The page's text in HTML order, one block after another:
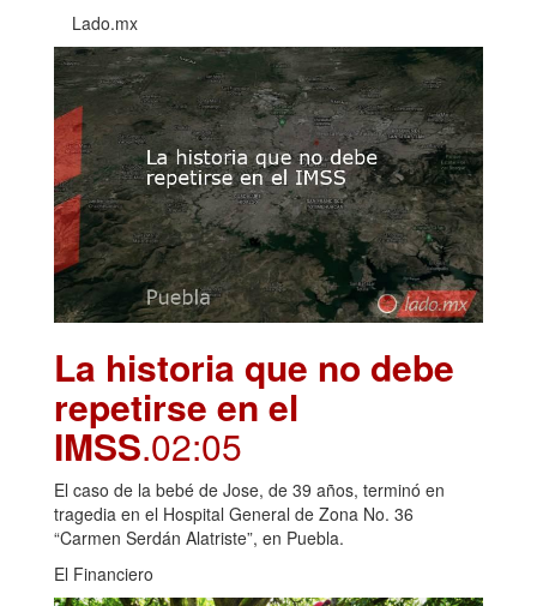
Lado.mx
La historia que no debe
repetirse en el
IMSS.02:05
El caso de la bebé de Jose, de 39 años, terminó en
tragedia en el Hospital General de Zona No. 36
“Carmen Serdán Alatriste”, en Puebla.
El Financiero